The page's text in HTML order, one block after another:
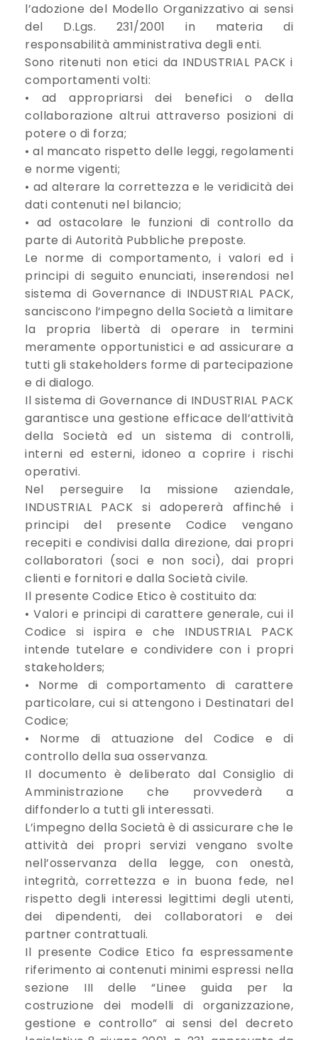
l’adozione del Modello Organizzativo ai sensi
del D.Lgs. 231/2001 in materia di
responsabilità amministrativa degli enti.
Sono ritenuti non etici da INDUSTRIAL PACK i
comportamenti volti:
• ad appropriarsi dei benefici o della
collaborazione altrui attraverso posizioni di
potere o di forza;
• al mancato rispetto delle leggi, regolamenti
e norme vigenti;
• ad alterare la correttezza e le veridicità dei
dati contenuti nel bilancio;
• ad ostacolare le funzioni di controllo da
parte di Autorità Pubbliche preposte.
Le norme di comportamento, i valori ed i
principi di seguito enunciati, inserendosi nel
sistema di Governance di INDUSTRIAL PACK,
sanciscono l’impegno della Società a limitare
la propria libertà di operare in termini
meramente opportunistici e ad assicurare a
tutti gli stakeholders forme di partecipazione
e di dialogo.
Il sistema di Governance di INDUSTRIAL PACK
garantisce una gestione efficace dell’attività
della Società ed un sistema di controlli,
interni ed esterni, idoneo a coprire i rischi
operativi.
Nel perseguire la missione aziendale,
INDUSTRIAL PACK si adopererà affinché i
principi del presente Codice vengano
recepiti e condivisi dalla direzione, dai propri
collaboratori (soci e non soci), dai propri
clienti e fornitori e dalla Società civile.
Il presente Codice Etico è costituito da:
• Valori e principi di carattere generale, cui il
Codice si ispira e che INDUSTRIAL PACK
intende tutelare e condividere con i propri
stakeholders;
• Norme di comportamento di carattere
particolare, cui si attengono i Destinatari del
Codice;
• Norme di attuazione del Codice e di
controllo della sua osservanza.
Il documento è deliberato dal Consiglio di
Amministrazione che provvederà a
diffonderlo a tutti gli interessati.
L’impegno della Società è di assicurare che le
attività dei propri servizi vengano svolte
nell’osservanza della legge, con onestà,
integrità, correttezza e in buona fede, nel
rispetto degli interessi legittimi degli utenti,
dei dipendenti, dei collaboratori e dei
partner contrattuali.
Il presente Codice Etico fa espressamente
riferimento ai contenuti minimi espressi nella
sezione III delle “Linee guida per la
costruzione dei modelli di organizzazione,
gestione e controllo” ai sensi del decreto